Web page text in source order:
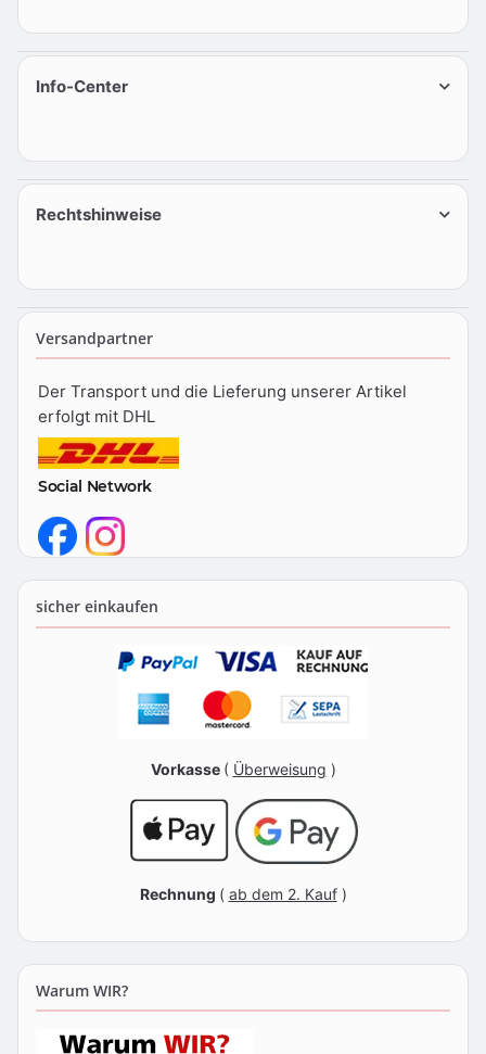
Info-Center
Rechtshinweise
Versandpartner
Der Transport und die Lieferung unserer Artikel
erfolgt mit DHL
Social Network
sicher einkaufen
Vorkasse ( Überweisung )
Rechnung ( ab dem 2. Kauf)
Warum WIR?